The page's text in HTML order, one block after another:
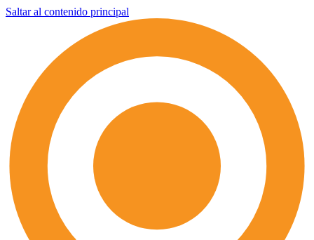
Saltar al contenido principal